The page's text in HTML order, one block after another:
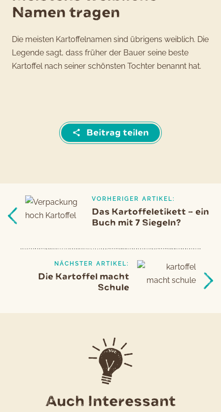
Namen tragen
Die meisten Kartoffelnamen sind übrigens weiblich. Die
Legende sagt, dass früher der Bauer seine beste
Kartoffel nach seiner schönsten Tochter benannt hat.
Beitrag teilen
Beitragsnavigation
Vorheriger
Artikel
VORHERIGER ARTIKEL:
Das Kartoffeletikett – ein
Buch mit 7 Siegeln?
NÄCHSTER ARTIKEL:
Die Kartoffel macht
Schule
Auch Interessant